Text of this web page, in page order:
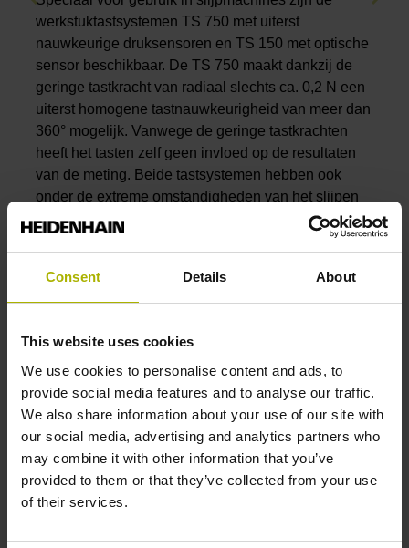
Consent Details About
This website uses cookies
We use cookies to personalise content and ads, to
provide social media features and to analyse our traffic.
We also share information about your use of our site with
our social media, advertising and analytics partners who
may combine it with other information that you’ve
provided to them or that they’ve collected from your use
of their services.
werkstuktastsystemen TS 750 met uiterst
nauwkeurige druksensoren en TS 150 met optische
sensor beschikbaar. De TS 750 maakt dankzij de
geringe tastkracht van radiaal slechts ca. 0,2 N een
uiterst homogene tastnauwkeurigheid van meer dan
360° mogelijk. Vanwege de geringe tastkrachten
heeft het tasten zelf geen invloed op de resultaten
van de meting. Beide tastsystemen hebben ook
onder de extreme omstandigheden van het slijpen
een lange levensduur van meerdere miljoenen
Over de tastsystemen TS 750 en TS 150
Het tastsysteem TS 750 voor
slijpmachines: bewerkingsresultaten
betrouwbaar met geringe tastkrachten
controleren